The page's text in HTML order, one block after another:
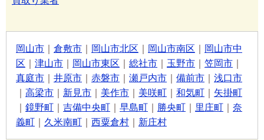
岡山市 倉敷市 岡山市北区 岡山市南区
岡山市中
区
津山市 岡山市東区 総社市 玉野市 笠岡市
真庭市
井原市 赤磐市 瀬戸内市 備前市
浅口市
高梁市 新見市 美作市 美咲町 和気町
矢掛町
鏡野町 吉備中央町 早島町 勝央町 里庄町
奈
義町
久米南町 西粟倉村 新庄村